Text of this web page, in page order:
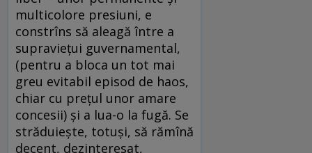
multicolore presiuni, e
constrîns să aleagă între a
supravieţui guvernamental,
(pentru a bloca un tot mai
greu evitabil episod de haos,
chiar cu preţul unor amare
concesii) şi a lua-o la fugă. Se
străduieşte, totuşi, să rămînă
decent, dezinteresat,